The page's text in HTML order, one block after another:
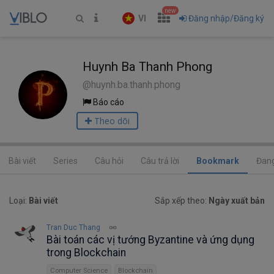
VI
new
Đăng nhập/Đăng ký
Huynh Ba Thanh Phong
@huynh.ba.thanh.phong
Báo cáo
Theo dõi
Bài viết Series Câu hỏi Câu trả lời Bookmark
Loại: Bài viết Sắp xếp theo: Ngày xuất bản
Tran Duc Thang
Bài toán các vị tướng Byzantine và ứng dụng
trong Blockchain
Computer Science
Blockchain